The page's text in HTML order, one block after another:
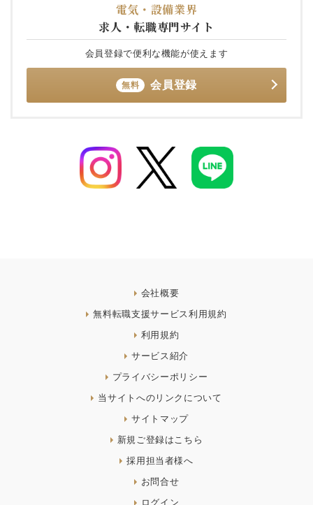
電気・設備業界
求人・転職専門サイト
会員登録で便利な機能が使えます
無料 会員登録
会社概要
無料転職支援サービス利用規約
利用規約
サービス紹介
プライバシーポリシー
当サイトへのリンクについて
サイトマップ
新規ご登録はこちら
採用担当者様へ
お問合せ
ログイン